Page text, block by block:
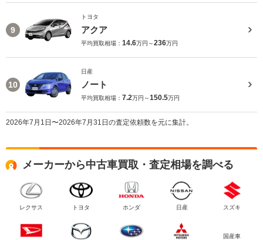
9
トヨタ
アクア
平均買取相場： 14.6万円～236万円
10
日産
ノート
平均買取相場： 7.2万円～150.5万円
2026年7月1日〜2026年7月31日の査定依頼数を元に集計。
メーカーから中古車買取・査定相場を調べる
レクサス トヨタ ホンダ 日産 スズキ
国産車